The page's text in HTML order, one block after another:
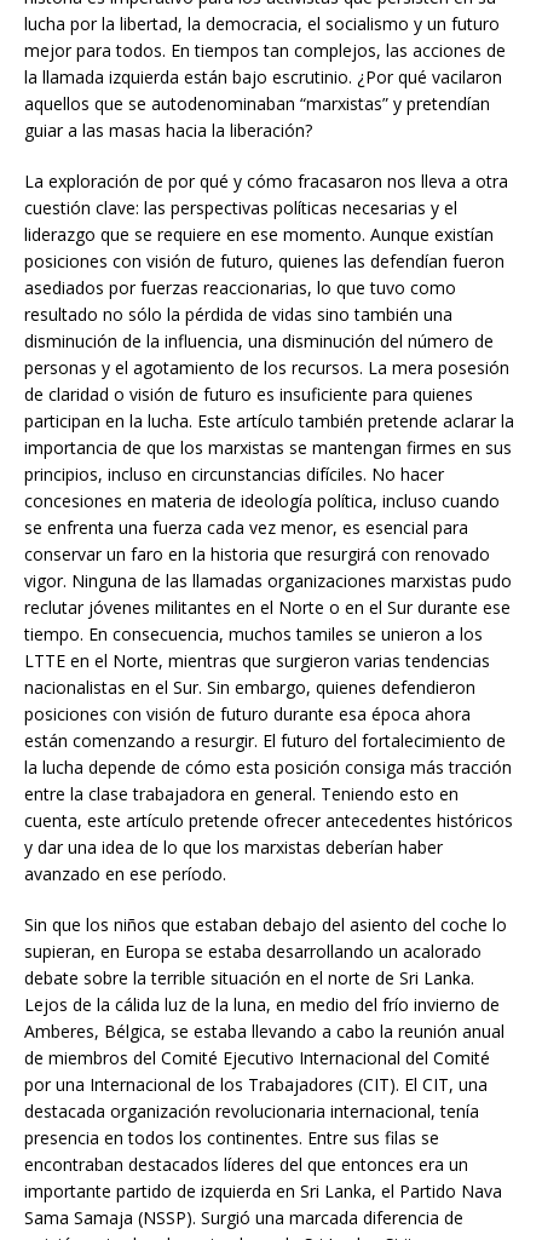
lucha por la libertad, la democracia, el socialismo y un futuro
mejor para todos. En tiempos tan complejos, las acciones de
la llamada izquierda están bajo escrutinio. ¿Por qué vacilaron
aquellos que se autodenominaban “marxistas” y pretendían
guiar a las masas hacia la liberación?
La exploración de por qué y cómo fracasaron nos lleva a otra
cuestión clave: las perspectivas políticas necesarias y el
liderazgo que se requiere en ese momento. Aunque existían
posiciones con visión de futuro, quienes las defendían fueron
asediados por fuerzas reaccionarias, lo que tuvo como
resultado no sólo la pérdida de vidas sino también una
disminución de la influencia, una disminución del número de
personas y el agotamiento de los recursos. La mera posesión
de claridad o visión de futuro es insuficiente para quienes
participan en la lucha. Este artículo también pretende aclarar la
importancia de que los marxistas se mantengan firmes en sus
principios, incluso en circunstancias difíciles. No hacer
concesiones en materia de ideología política, incluso cuando
se enfrenta una fuerza cada vez menor, es esencial para
conservar un faro en la historia que resurgirá con renovado
vigor. Ninguna de las llamadas organizaciones marxistas pudo
reclutar jóvenes militantes en el Norte o en el Sur durante ese
tiempo. En consecuencia, muchos tamiles se unieron a los
LTTE en el Norte, mientras que surgieron varias tendencias
nacionalistas en el Sur. Sin embargo, quienes defendieron
posiciones con visión de futuro durante esa época ahora
están comenzando a resurgir. El futuro del fortalecimiento de
la lucha depende de cómo esta posición consiga más tracción
entre la clase trabajadora en general. Teniendo esto en
cuenta, este artículo pretende ofrecer antecedentes históricos
y dar una idea de lo que los marxistas deberían haber
avanzado en ese período.
Sin que los niños que estaban debajo del asiento del coche lo
supieran, en Europa se estaba desarrollando un acalorado
debate sobre la terrible situación en el norte de Sri Lanka.
Lejos de la cálida luz de la luna, en medio del frío invierno de
Amberes, Bélgica, se estaba llevando a cabo la reunión anual
de miembros del Comité Ejecutivo Internacional del Comité
por una Internacional de los Trabajadores (CIT). El CIT, una
destacada organización revolucionaria internacional, tenía
presencia en todos los continentes. Entre sus filas se
encontraban destacados líderes del que entonces era un
importante partido de izquierda en Sri Lanka, el Partido Nava
Sama Samaja (NSSP). Surgió una marcada diferencia de